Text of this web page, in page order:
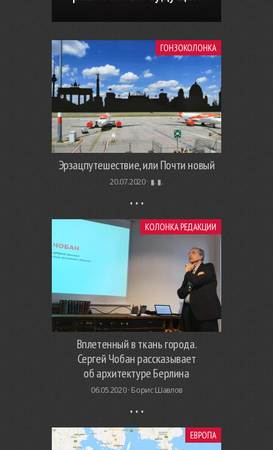
ГОНЗОКОЛОНКА
Эрзацпутешествие, или Почти новый
20.07.2020 · ▮. ▮.
КОЛОНКА РЕДАКЦИИ
Вплетенный в ткань города.
Сергей Чобан рассказывает
об архитектуре Берлина
06.05.2020 · Борис Шавлов
ЕВРОПА